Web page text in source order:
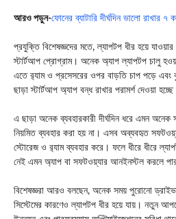
আরও পড়ুন-ফোনের ব্যাটারি দীর্ঘদিন ভালো রাখার ৭
প্রযুক্তি বিশেষজ্ঞদের মতে, ল্যাপটপ ধীর হয়ে
স্টার্টআপ প্রোগ্রাম। অনেক অ্যাপ ল্যাপটপ চালু
এতে র‌্যাম ও প্রসেসরের ওপর বাড়তি চাপ পড়ে এবং
ছাড়া স্টার্টআপ অ্যাপ বন্ধ রাখার পরামর্শ দেওয়া
এ ছাড়া অনেক ব্যবহারকারী দীর্ঘদিন ধরে এমন
নিয়মিত ব্যবহার করা হয় না। এসব অব্যবহৃত
স্টোরেজ ও র‌্যাম ব্যবহার করে। ফলে ধীরে ধীরে
নেই এমন অ্যাপ বা সফটওয়্যার আনইনস্টল করলে
বিশেষজ্ঞরা আরও বলছেন, অনেক সময় পুরোনো
সিস্টেমের কারণেও ল্যাপটপ ধীর হয়ে যায়। নতুন